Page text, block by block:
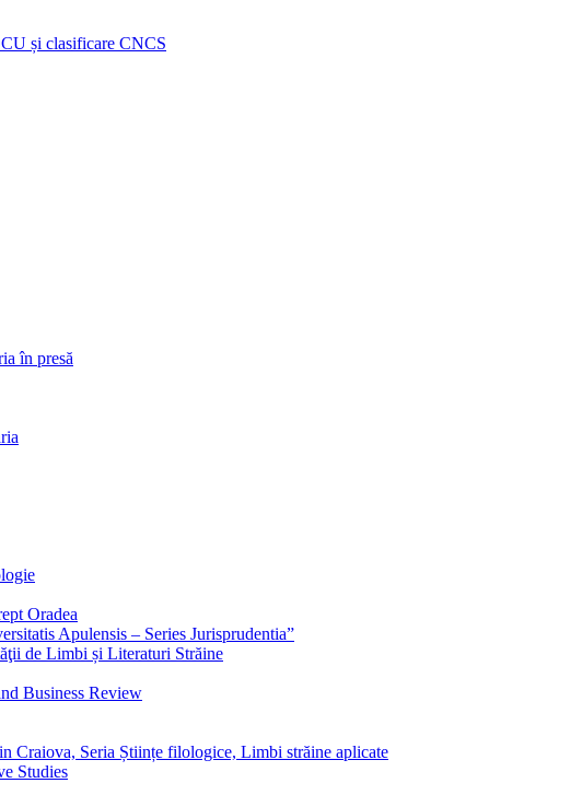
și clasificare CNCS
în presă
Oradea
Apulensis – Series Jurisprudentia”
de Limbi și Literaturi Străine
Business Review
Craiova, Seria Științe filologice, Limbi străine aplicate
Studies